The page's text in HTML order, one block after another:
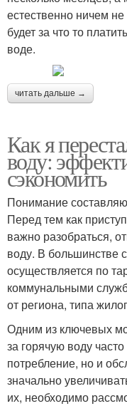
естественно ничем
будет за что то
воде.
читать дальше →
Как я
воду:
сэкономить
Понимание
Перед тем как
важно разобраться,
воду. В большинстве
осуществляется по
коммунальными
от региона, типа
Одним из ключевых
за горячую воду
потребление, но и
значально
их, необходимо